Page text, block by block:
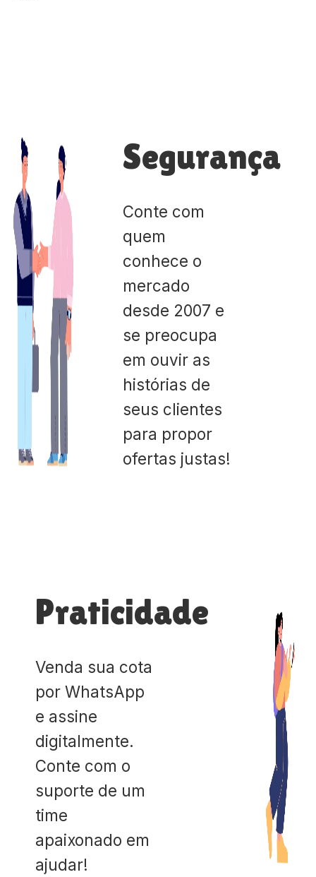
Segurança
Conte com
quem
conhece o
mercado
desde 2007 e
se preocupa
em ouvir as
histórias de
seus clientes
para propor
ofertas justas!
Praticidade
Venda sua cota
por WhatsApp
e assine
digitalmente.
Conte com o
suporte de um
time
apaixonado em
ajudar!